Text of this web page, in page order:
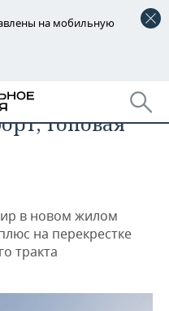
на мобильную
топовая
в новом жилом
на перекрестке
тракта